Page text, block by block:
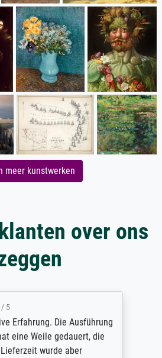
meer kunstwerken
over ons
/ 5
Erfahrung. Die Ausführung
eine Weile gedauert, die
wurde aber